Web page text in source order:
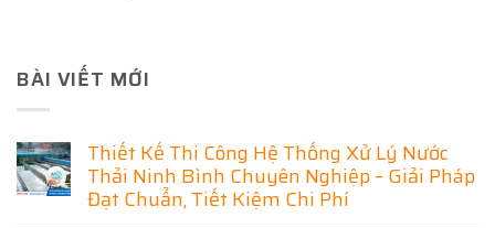
BÀI VIẾT MỚI
Thiết Kế Thi Công Hệ Thống Xử Lý Nước
Thải Ninh Bình Chuyên Nghiệp – Giải Pháp
Đạt Chuẩn, Tiết Kiệm Chi Phí